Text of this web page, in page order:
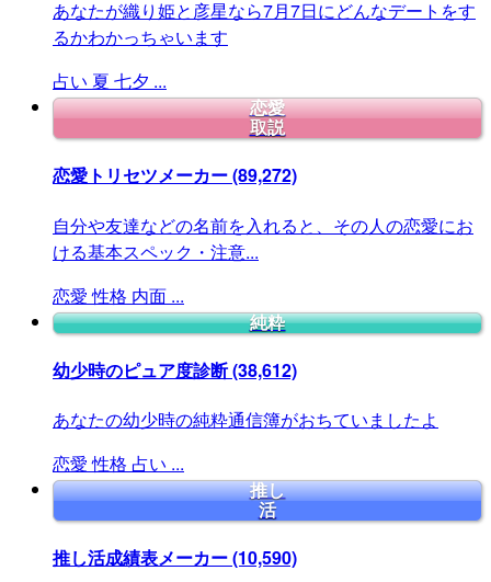
あなたが織り姫と彦星なら7月7日にどんなデートをす
るかわかっちゃいます
占い 夏 七夕 ...
恋愛
取説
恋愛トリセツメーカー(89,272)
自分や友達などの名前を入れると、その人の恋愛にお
ける基本スペック・注意...
恋愛 性格 内面 ...
純粋
幼少時のピュア度診断(38,612)
あなたの幼少時の純粋通信簿がおちていましたよ
恋愛 性格 占い ...
推し
活
推し活成績表メーカー(10,590)